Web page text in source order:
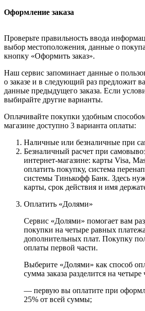
Оформление заказа
Проверьте правильность ввода
выбор местоположения, данные о
кнопку «Оформить заказ».
Наш сервис запоминает данные о
о заказе и в следующий раз предложит
данные предыдущего заказа. Если
выбирайте другие варианты.
Оплачивайте покупки удобным
магазине доступно 3 варианта оплаты:
Наличные или безналичные при
Безналичный расчет при
интернет-магазине: карты Visa,
оплатить покупку, система
системы Тинькофф Банк. Здесь
карты, срок действия и имя
Оплатить «Долями»
Сервис «Долями» помогает вам
покупки на четыре равных
дополнительных плат. Покупку
оплаты первой части.
Выберите «Долями» как способ
сумма заказа разделится на четыре
— первую вы оплатите при
25% от всей суммы;